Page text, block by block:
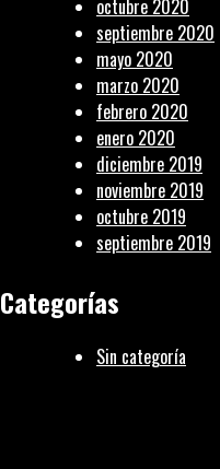
octubre 2020
septiembre 2020
mayo 2020
marzo 2020
febrero 2020
enero 2020
diciembre 2019
noviembre 2019
octubre 2019
septiembre 2019
Categorías
Sin categoría